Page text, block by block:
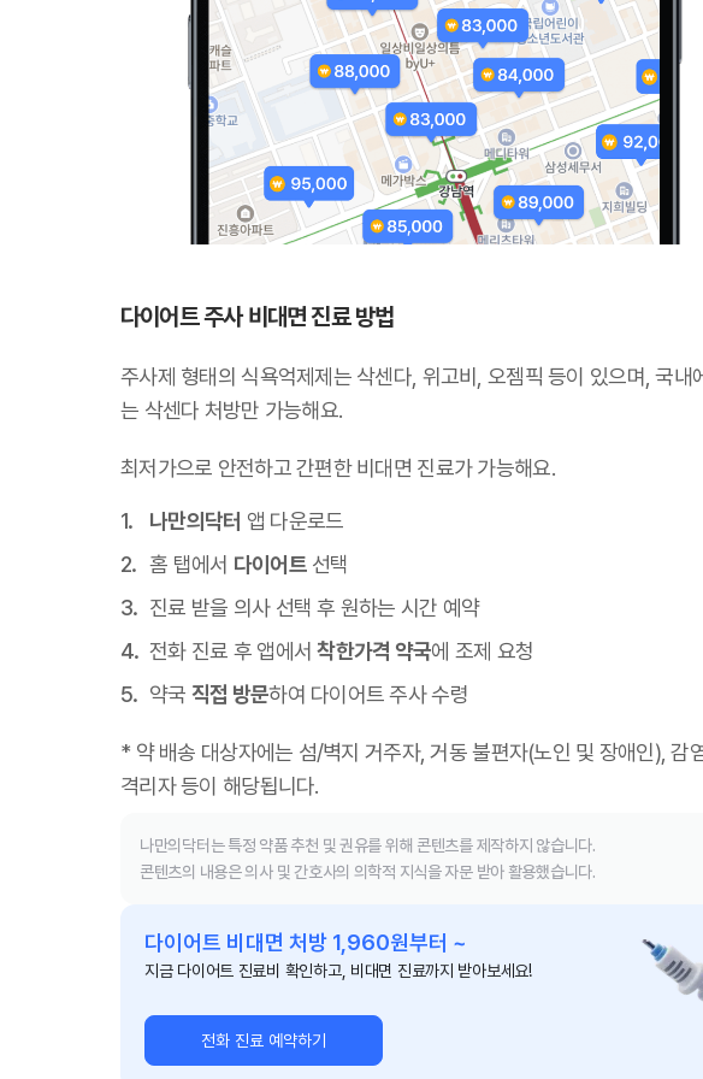
다이어트 주사 비대면 진료 방법
주사제 형태의 식욕억제제는 삭센다, 위고비, 오젬픽 등이 있으며,국내
는 삭센다 처방만 가능해요.
최저가으로 안전하고 간편한 비대면 진료가 가능해요.
나만의닥터 앱 다운로드
홈 탭에서 다이어트선택
진료 받을 의사 선택 후 원하는 시간 예약
전화 진료 후 앱에서착한가격 약국에 조제 요청
약국 직접 방문하여 다이어트 주사 수령
* 약 배송 대상자에는 섬/벽지 거주자, 거동 불편자(노인 및 장애인), 감
격리자 등이 해당됩니다.
나만의닥터는 특정 약품 추천 및 권유를 위해 콘텐츠를 제작하지 않습니다.
콘텐츠의 내용은 의사 및 간호사의 의학적 지식을 자문 받아 활용했습니다.
다이어트 비대면 처방 1,960원부터 ~
지금 다이어트 진료비 확인하고, 비대면 진료까지 받아보세요!
전화 진료 예약하기